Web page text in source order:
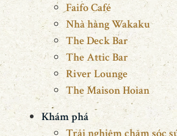
Faifo Café
Nhà hàng Wakaku
The Deck Bar
The Attic Bar
River Lounge
The Maison Hoian
Khám phá